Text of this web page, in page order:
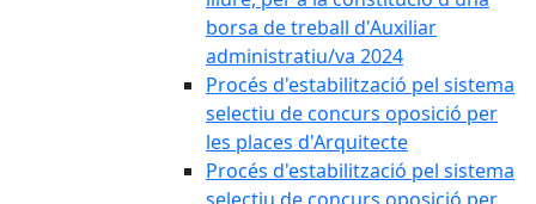
borsa de treball d'Auxiliar
administratiu/va 2024
Procés d'estabilització pel sistema
selectiu de concurs oposició per
les places d'Arquitecte
Procés d'estabilització pel sistema